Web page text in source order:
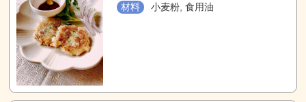
材料 小麦粉, 食用油